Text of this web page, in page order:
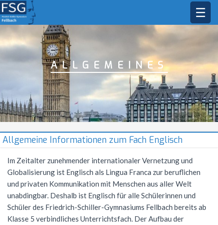
☰
STARTSEITE
SCHULGEMEINSCHAFT
Schulleitung
Sekretariat
Kollegium
Lehrkräfte
Schülermitverantwortung
Beratungsangebot
Hausmeister
Leitbild
Jahresstundentafel
Jahresstundentafel G9
Unterrichtszeiten
Schul- und Hausordnung
Demokratiebildung
Schule ohne Rassismus
BILDUNGSANGEBOT
Profile
Oberstufe
Abiturjahrgang 2026
Abiturjahrgang 2027
Abiturjahrgang 2028
Arbeitsgemeinschaften
AGs im Schuljahr 25/26
Musik-AGs
Mittagsbetreuung
Hausaufgabenbetreuung
FÄCHER
Bildende Kunst
Deutsch
Außerunterrichtliche Veranstaltungen
Prüfungen
Englisch
Allgemeines
Ethik
MUSIK
Gesangsklasse
Musik in der Kursstufe
FSG Orchester
Schüleraustausch
Übersicht
Skischullandheim
SERVICE
Kontakt
ALLGEMEINES
Allgemeine Informationen zum Fach Englisch
Im Zeitalter zunehmender internationaler Vernetzung und
Globalisierung ist Englisch als Lingua Franca zur beruflichen
und privaten Kommunikation mit Menschen aus aller Welt
unabdingbar. Deshalb ist Englisch für alle Schülerinnen und
Schüler des Friedrich-Schiller-Gymnasiums Fellbach bereits ab
Klasse 5 verbindliches Unterrichtsfach. Der Aufbau der